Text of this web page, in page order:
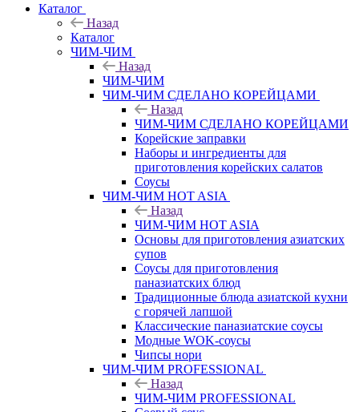
Каталог
Назад
Каталог
ЧИМ-ЧИМ
Назад
ЧИМ-ЧИМ
ЧИМ-ЧИМ СДЕЛАНО КОРЕЙЦАМИ
Назад
ЧИМ-ЧИМ СДЕЛАНО КОРЕЙЦАМИ
Корейские заправки
Наборы и ингредиенты для
приготовления корейских салатов
Соусы
ЧИМ-ЧИМ HOT ASIA
Назад
ЧИМ-ЧИМ HOT ASIA
Основы для приготовления азиатских
супов
Соусы для приготовления
паназиатских блюд
Традиционные блюда азиатской кухни
с горячей лапшой
Классические паназиатские соусы
Модные WOK-соусы
Чипсы нори
ЧИМ-ЧИМ PROFESSIONAL
Назад
ЧИМ-ЧИМ PROFESSIONAL